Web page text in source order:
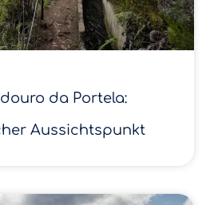
da Portela:
Aussichtspunkt